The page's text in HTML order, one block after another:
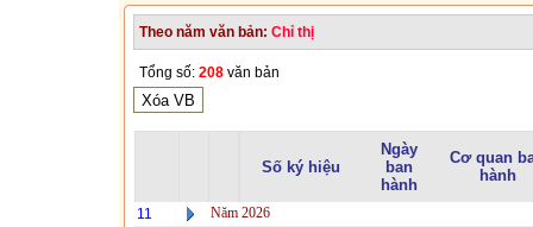
Theo năm văn bản: Chỉ thị
Tổng số: 208 văn bản
Số ký hiệu
Ngày
ban
hành
Cơ quan
hành
11
Năm 2026